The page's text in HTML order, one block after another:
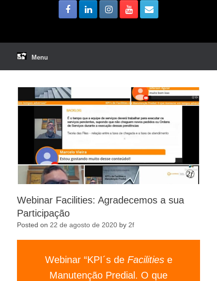
Menu
Webinar Facilities: Agradecemos a sua
Participação
Posted on 22 de agosto de 2020 by 2f
Webinar “KPI´s de Facilitiese
Manutenção Predial. O que